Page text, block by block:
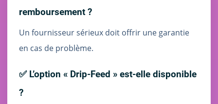
remboursement ?
Un fournisseur sérieux doit offrir une garantie
en cas de problème.
✅ L’option « Drip-Feed » est-elle disponible
?